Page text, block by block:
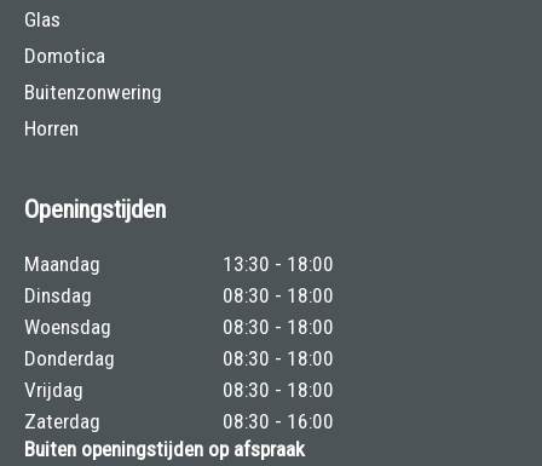
Glas
Domotica
Buitenzonwering
Horren
Openingstijden
Maandag
13:30 - 18:00
Dinsdag
08:30 - 18:00
Woensdag
08:30 - 18:00
Donderdag
08:30 - 18:00
Vrijdag
08:30 - 18:00
Zaterdag
08:30 - 16:00
Buiten openingstijden op afspraak